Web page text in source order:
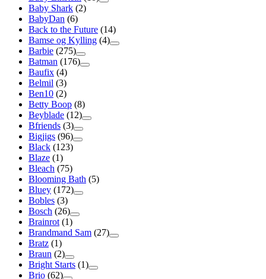
Baby Shark (2)
BabyDan (6)
Back to the Future (14)
Bamse og Kylling (4)
Barbie (275)
Batman (176)
Baufix (4)
Belmil (3)
Ben10 (2)
Betty Boop (8)
Beyblade (12)
Bfriends (3)
Bigjigs (96)
Black (123)
Blaze (1)
Bleach (75)
Blooming Bath (5)
Bluey (172)
Bobles (3)
Bosch (26)
Brainrot (1)
Brandmand Sam (27)
Bratz (1)
Braun (2)
Bright Starts (1)
Brio (62)